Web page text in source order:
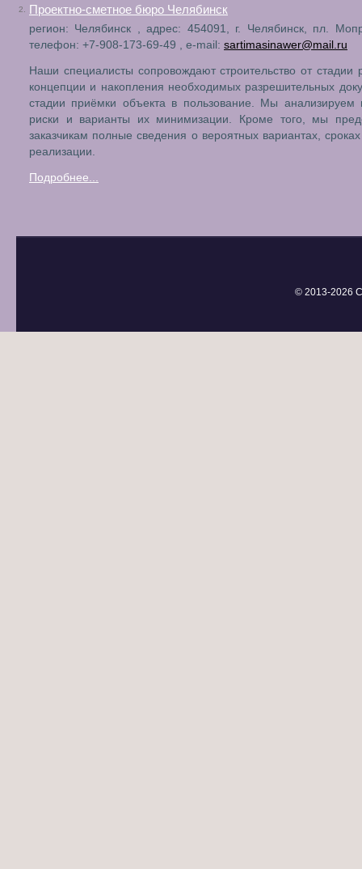
2. Проектно-сметное бюро Челябинск
регион: Челябинск , адрес: 454091, г. Челябинск, пл.
телефон: +7-908-173-69-49 , e-mail: sartimasinawer@mail.ru
Наши специалисты сопровождают строительство от стадии
концепции и накопления необходимых разрешительных
стадии приёмки объекта в пользование. Мы анализируем
риски и варианты их минимизации. Кроме того, мы
заказчикам полные сведения о вероятных вариантах,
реализации.
Подробнее...
© 2013-2026